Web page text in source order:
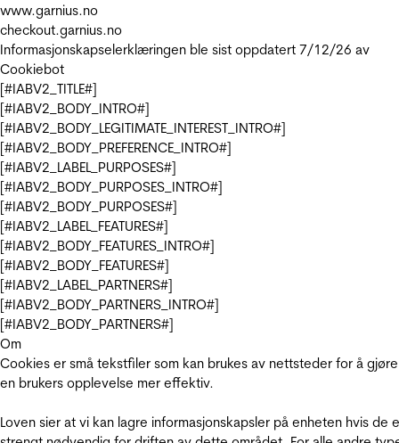
www.garnius.no
checkout.garnius.no
Informasjonskapselerklæringen ble sist oppdatert 7/12/26 av
Cookiebot
[#IABV2_TITLE#]
[#IABV2_BODY_INTRO#]
[#IABV2_BODY_LEGITIMATE_INTEREST_INTRO#]
[#IABV2_BODY_PREFERENCE_INTRO#]
[#IABV2_LABEL_PURPOSES#]
[#IABV2_BODY_PURPOSES_INTRO#]
[#IABV2_BODY_PURPOSES#]
[#IABV2_LABEL_FEATURES#]
[#IABV2_BODY_FEATURES_INTRO#]
[#IABV2_BODY_FEATURES#]
[#IABV2_LABEL_PARTNERS#]
[#IABV2_BODY_PARTNERS_INTRO#]
[#IABV2_BODY_PARTNERS#]
Om
Cookies er små tekstfiler som kan brukes av nettsteder for å gjøre
en brukers opplevelse mer effektiv.
Loven sier at vi kan lagre informasjonskapsler på enheten hvis de